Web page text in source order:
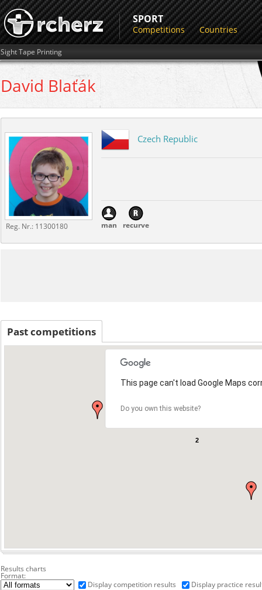
SPORT
Competitions Countries
Sight Tape Printing
David Blaťák
Reg. Nr.: 11300180
Czech Republic
man recurve
Past competitions
2
This page can't load Google Maps
Do you own this website?
Results charts
Format:
Display competition results
Display practice